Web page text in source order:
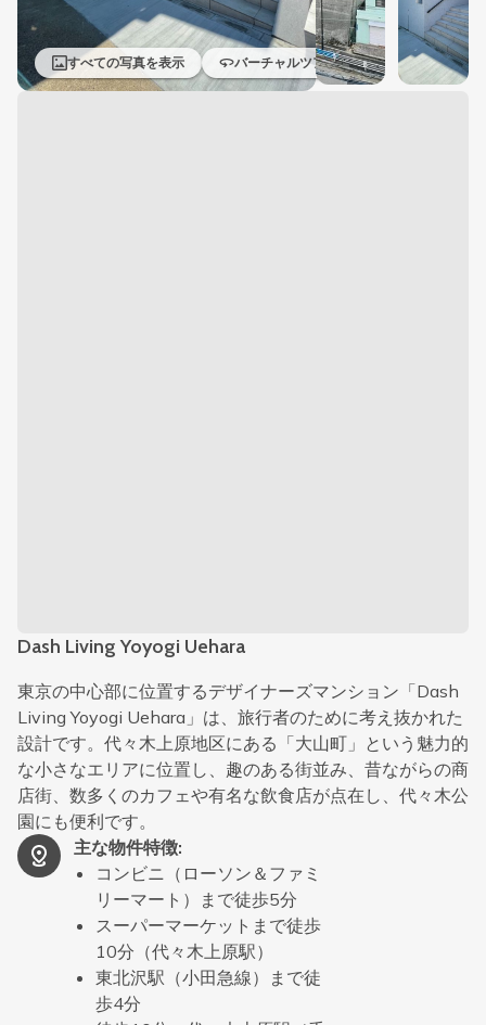
すべての写真を表示 バーチャルツアー
Dash Living Yoyogi Uehara
東京の中心部に位置するデザイナーズマンション「Dash
Living Yoyogi Uehara」は、旅行者のために考え抜かれた
設計です。代々木上原地区にある「大山町」という魅力的
な小さなエリアに位置し、趣のある街並み、昔ながらの商
店街、数多くのカフェや有名な飲食店が点在し、代々木公
園にも便利です。
主な物件特徴:
コンビニ（ローソン＆ファミ
リーマート）まで徒歩5分
スーパーマーケットまで徒歩
10分（代々木上原駅）
東北沢駅（小田急線）まで徒
歩4分